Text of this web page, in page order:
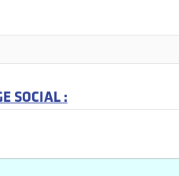
SOCIAL :